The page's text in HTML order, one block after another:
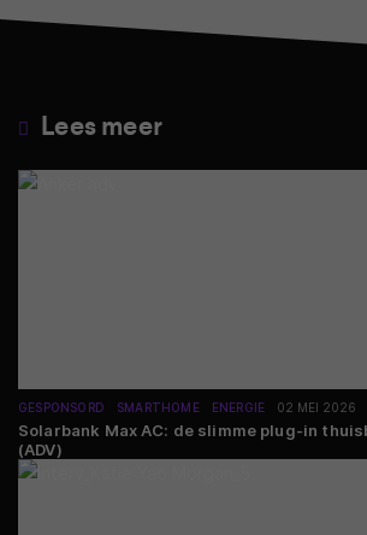
Lees meer
GESPONSORD SMARTHOME ENERGIE 02 MEI 2026
Solarbank Max AC: de slimme plug-in
(ADV)